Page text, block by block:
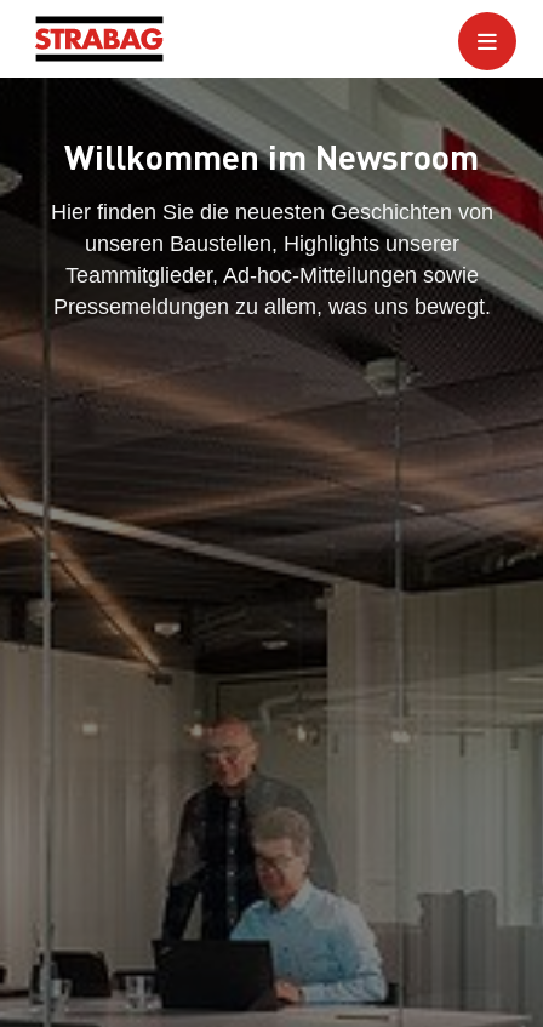
Willkommen im Newsroom
Hier finden Sie die neuesten Geschichten von
unseren Baustellen, Highlights unserer
Teammitglieder, Ad-hoc-Mitteilungen sowie
Pressemeldungen zu allem, was uns bewegt.